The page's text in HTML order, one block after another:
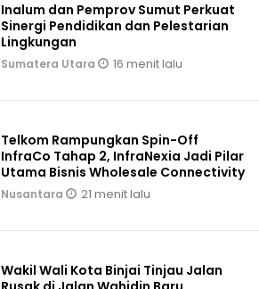
Inalum dan Pemprov Sumut Perkuat
Sinergi Pendidikan dan Pelestarian
Lingkungan
Sumatera Utara 16 menit lalu
Telkom Rampungkan Spin-Off
InfraCo Tahap 2, InfraNexia Jadi Pilar
Utama Bisnis Wholesale Connectivity
Nusantara 21 menit lalu
Wakil Wali Kota Binjai Tinjau Jalan